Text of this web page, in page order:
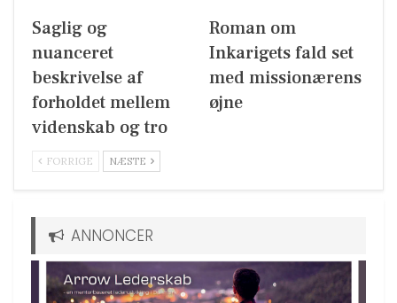
Saglig og
nuanceret
beskrivelse af
forholdet mellem
videnskab og tro
Roman om
Inkarigets fald set
med missionærens
øjne
FORRIGE NÆSTE
ANNONCER